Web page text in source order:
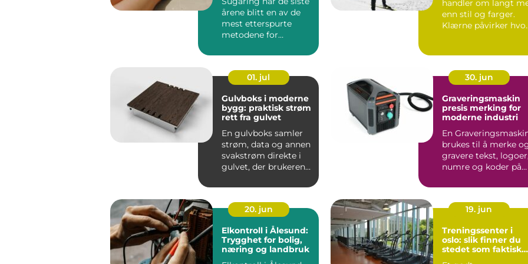
årene blitt en av de
mest etterspurte
metodene for
handler om langt
enn stil og farger.
Klærne påvirker hvor
01. jul
Gulvboks i moderne
bygg: praktisk strøm
rett fra gulvet
En gulvboks samler
strøm, data og annen
svakstrøm direkte i
gulvet, der brukeren
30. jun
Graveringsmaskin
presis merking for
moderne industri
En
brukes til å merke
gravere tekst, logoer,
numre og koder på
20. jun
Elkontroll i Ålesund:
Trygghet for bolig,
næring og landbruk
19. jun
Treningssenter i
oslo: slik finner du
stedet som faktisk